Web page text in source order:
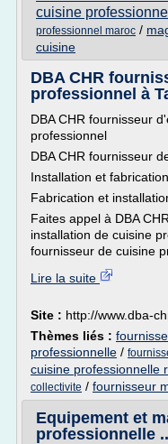
cuisine professionnel
professionnel maroc /
cuisine
DBA CHR
professionnel à
DBA CHR fournisseur
professionnel
DBA CHR fournisseur
Installation et
Fabrication et
Faites appel à DBA
installation de cuisine
fournisseur de cuisine
Lire la suite
Site : http://www.dba-
Thèmes liés :
professionnelle /
cuisine professionnelle
collectivite / fournisseur
Equipement et
professionnelle